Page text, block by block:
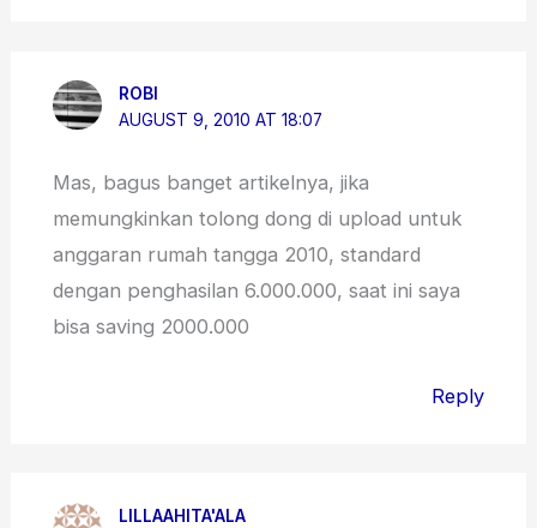
ROBI
AUGUST 9, 2010 AT 18:07
Mas, bagus banget artikelnya, jika
memungkinkan tolong dong di upload untuk
anggaran rumah tangga 2010, standard
dengan penghasilan 6.000.000, saat ini saya
bisa saving 2000.000
Reply
LILLAAHITA'ALA